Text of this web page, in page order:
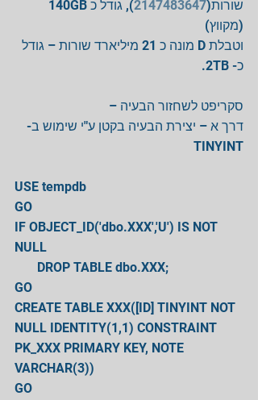
שורות(2147483647
(מקווץ)
וטבלת D מונה כ 21 מיליארד שורות – גודל
כ- 2TB.
סקריפט לשחזור הבעיה –
דרך א – יצירת הבעיה בקטן ע"י שימוש ב-
TINYINT
USE tempdb
GO
IF OBJECT_ID('dbo.XXX','U') IS NOT
NULL
       DROP TABLE dbo.XXX;
GO
CREATE TABLE XXX([ID] TINYINT NOT
NULL IDENTITY(1,1) CONSTRAINT
PK_XXX PRIMARY KEY, NOTE
VARCHAR(3))
GO